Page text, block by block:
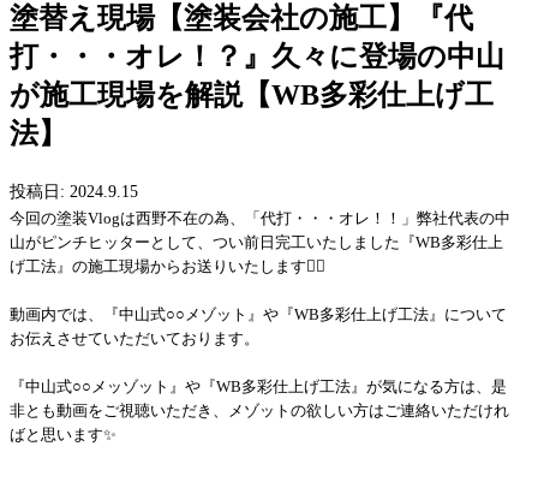
塗替え現場【塗装会社の施工】『代
打・・・オレ！？』久々に登場の中山
が施工現場を解説【WB多彩仕上げ工
法】
投稿日: 2024.9.15
今回の塗装Vlogは西野不在の為、「代打・・・オレ！！」弊社代表の中
山がピンチヒッターとして、つい前日完工いたしました『WB多彩仕上
げ工法』の施工現場からお送りいたします🙋‍♀️
動画内では、『中山式○○メゾット』や『WB多彩仕上げ工法』について
お伝えさせていただいております。
『中山式○○メッゾット』や『WB多彩仕上げ工法』が気になる方は、是
非とも動画をご視聴いただき、メゾットの欲しい方はご連絡いただけれ
ばと思います✨